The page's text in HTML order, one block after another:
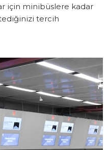
için minibüslere kadar
tercih